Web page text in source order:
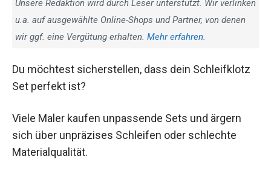
Unsere Redaktion wird durch Leser unterstützt. Wir verlinken
u.a. auf ausgewählte Online-Shops und Partner, von denen
wir ggf. eine Vergütung erhalten. Mehr erfahren.
Du möchtest sicherstellen, dass dein Schleifklotz
Set perfekt ist?
Viele Maler kaufen unpassende Sets und ärgern
sich über unpräzises Schleifen oder schlechte
Materialqualität.